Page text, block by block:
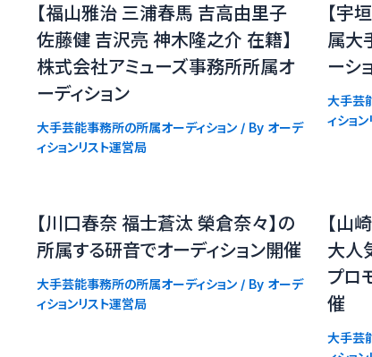
【福山雅治 三浦春馬 吉高由里子
佐藤健 吉沢亮 神木隆之介 在籍】
株式会社アミューズ事務所所属オ
ーディション
大手芸能事務所の所属オーディション/ By オーデ
ィションリスト運営局
【宇
属大
ーシ
大手芸
ィショ
【川口春奈 福士蒼汰 榮倉奈々】の
所属する研音でオーディション開催
大手芸能事務所の所属オーディション/ By オーデ
ィションリスト運営局
【山
大人
プロ
催
大手芸